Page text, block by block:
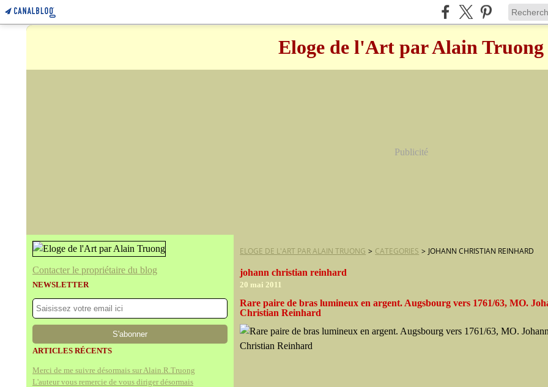
Eloge de l'Art par Alain Truong
Publicité
Contacter le propriétaire du blog
NEWSLETTER
ARTICLES RÉCENTS
Merci de me suivre désormais sur Alain.R.Truong
L'auteur vous remercie de vous diriger désormais
ELOGE DE L'ART PAR ALAIN TRUONG > CATEGORIES > JOHANN CHRISTIAN REINHARD
johann christian reinhard
20 mai 2011
Rare paire de bras lumineux en argent. Augsbourg vers 1761/63, MO.
Christian Reinhard